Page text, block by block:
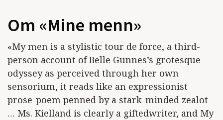
Om «Mine menn»
«My men is a stylistic tour de force, a third-
person account of Belle Gunnes’s grotesque
odyssey as perceived through her own
sensorium, it reads like an expressionist
prose-poem penned by a stark-minded zealot
… Ms. Kielland is clearly a giftedwriter, and My